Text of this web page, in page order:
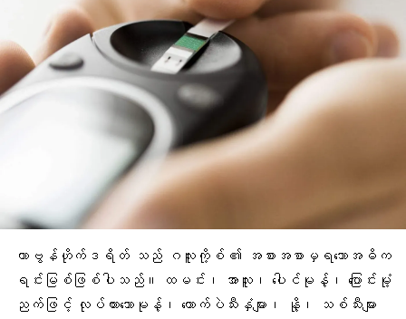
ကာဗွန်ဟိုက်ဒရိတ် သည် ဂလူးကို့စ် ၏ အစားအစာမှရသောအဓိက
ရင်းမြစ်ဖြစ်ပါသည်။ ထမင်း၊ အာလူး၊ ပေါင်မုန့်၊ ပြောင်းမုံ့
ညက်ဖြင့် လုပ်ထားသောမုန့်၊ ကောက်ပဲသီးနှံများ၊ နို့၊ သစ်သီးများ